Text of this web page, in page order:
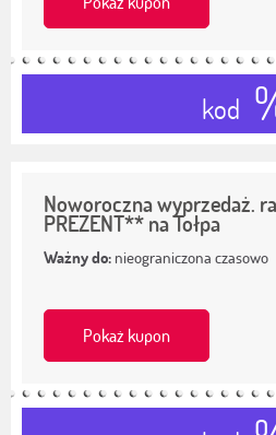
kod
Noworoczna wyprzedaż.
PREZENT** na Tołpa
Ważny do: nieograniczona czasowo
Pokaż kupon